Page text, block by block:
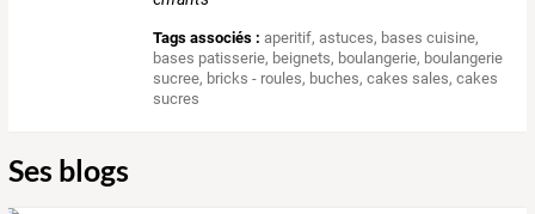
Tags associés : aperitif,astuces, bases cuisine,
bases patisserie, beignets, boulangerie, boulangerie
sucree, bricks - roules, buches,cakes sales,cakes
sucres
Ses blogs